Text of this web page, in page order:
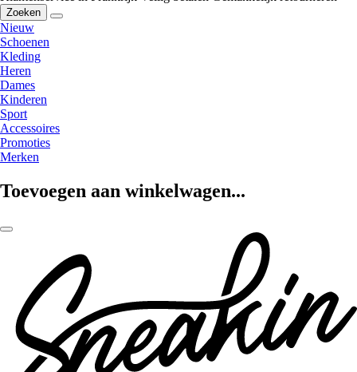
Zoeken
Nieuw
Schoenen
Kleding
Heren
Dames
Kinderen
Sport
Accessoires
Promoties
Merken
Toevoegen aan winkelwagen...